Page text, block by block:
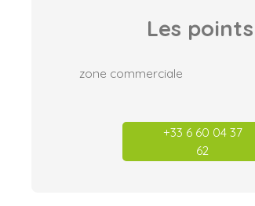
Les
zone commerciale
+33 6 60 04 37
62